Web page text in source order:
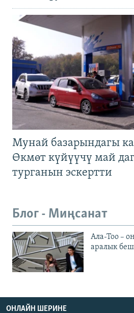
Мунай базарындагы
Өкмөт күйүүчү май
турганын эскертти
Блог - Миңсанат
Ала-Тоо –
аралык
ОНЛАЙН ШЕРИНЕ